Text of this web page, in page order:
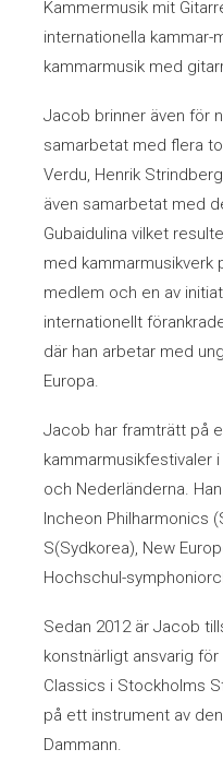
Susanna Stern och Duo
Ulf Tilly
Uppsala Kammarsolister
Zilliacuskvartetten
Östgöta Barock
Daniel Beskow
Duo Julia och Theo
Kerstin Avemo
Marcus Michelin
Mats Bergström
Josefin Andersson
Biljetter och årskort
Föreningsinfo
Se och hör
Musikstipendium
Kammermusik mit
internationella kammar-
kammarmusik med
Jacob brinner även för
samarbetat med flera
Verdu, Henrik
även samarbetat med
Gubaidulina vilket
med kammarmusikverk
medlem och en av
internationellt
där han arbetar med
Europa.
Jacob har framträtt på
kammarmusikfestivaler
och Nederländerna.
Incheon Philharmonics
S(Sydkorea), New
Hochschul-
Sedan 2012 är Jacob
konstnärligt ansvarig
Classics i Stockholms
på ett instrument av
Dammann.